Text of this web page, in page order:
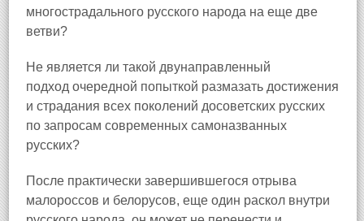
многострадального русского народа на еще две
ветви?
Не является ли такой двунаправленный
подход очередной попыткой размазать достижения
и страдания всех поколений досоветских русских
по запросам современных самоназванных
русских?
После практически завершившегося отрыва
малороссов и белорусов, еще один раскол внутри